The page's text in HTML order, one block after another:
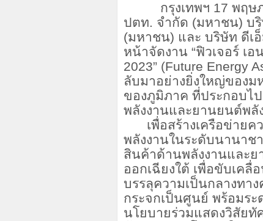
กรุงเทพฯ 17 พฤษ
ปตท. จำกัด (มหาชน) บ
(มหาชน) และ บริษัท ดีเ
หน้าจัดงาน “ฟิวเจอร์ เอ
2023” (Future Energy
ลับมาอย่างยิ่งใหญ่ของ
ของภูมิภาค ที่ประกอบไ
พลังงานและยานยนต์พลั
เพื่อสร้างเครือข่าย
พลังงานในระดับนานาช
สินค้าด้านพลังงานและย
ออกเฉียงใต้ เพื่อขับเคลื่
บรรลุความเป็นกลางทา
กระจกเป็นศูนย์ พร้อมร
นโยบายร่วมแสดงวิสัย